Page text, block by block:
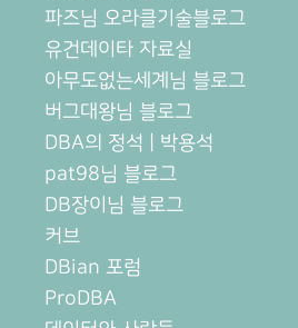
파즈님 오라클기술블로그
유건데이타 자료실
아무도없는세계님 블로그
버그대왕님 블로그
DBA의 정석 | 박용석
pat98님 블로그
DB장이님 블로그
커브
DBian 포럼
ProDBA